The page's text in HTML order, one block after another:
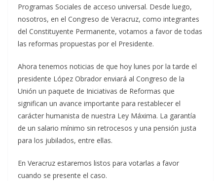
Programas Sociales de acceso universal. Desde luego,
nosotros, en el Congreso de Veracruz, como integrantes
del Constituyente Permanente, votamos a favor de todas
las reformas propuestas por el Presidente.
Ahora tenemos noticias de que hoy lunes por la tarde el
presidente López Obrador enviará al Congreso de la
Unión un paquete de Iniciativas de Reformas que
significan un avance importante para restablecer el
carácter humanista de nuestra Ley Máxima. La garantía
de un salario mínimo sin retrocesos y una pensión justa
para los jubilados, entre ellas.
En Veracruz estaremos listos para votarlas a favor
cuando se presente el caso.